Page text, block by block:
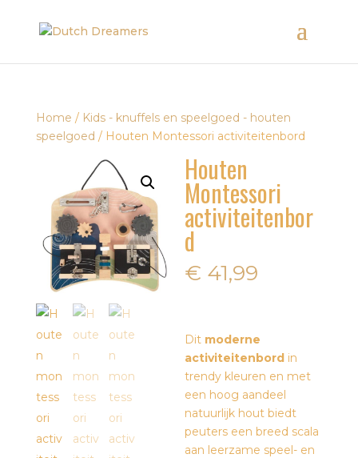
Home / Kids - knuffels en speelgoed - houten
speelgoed / Houten Montessori activiteitenbord
Houten
Montessori
activiteitenbor
d
€ 41,99
Dit moderne
activiteitenbord in
trendy kleuren en met
een hoog aandeel
natuurlijk hout biedt
peuters een breed scala
aan leerzame speel- en